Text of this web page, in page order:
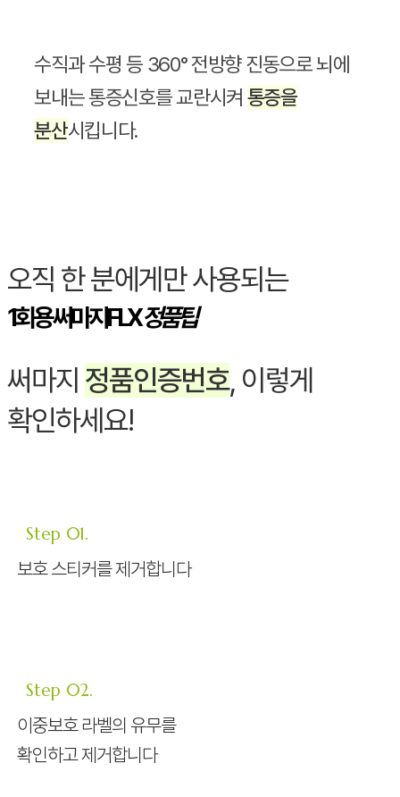
수직과 수평 등 360° 전방향 진동으로 뇌에
보내는 통증신호를 교란시켜 통증을
분산시킵니다.
오직 한 분에게만 사용되는
1회용 써마지FLX정품팁
써마지 정품인증번호, 이렇게
확인하세요!
Step 01.
보호 스티커를 제거합니다
Step 02.
이중보호 라벨의 유무를
확인하고 제거합니다